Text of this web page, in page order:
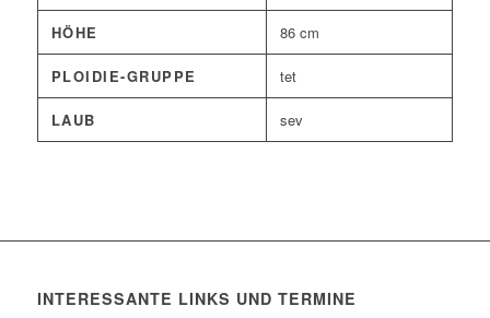
HÖHE 86 cm
PLOIDIE-GRUPPE tet
LAUB sev
INTERESSANTE LINKS UND TERMINE